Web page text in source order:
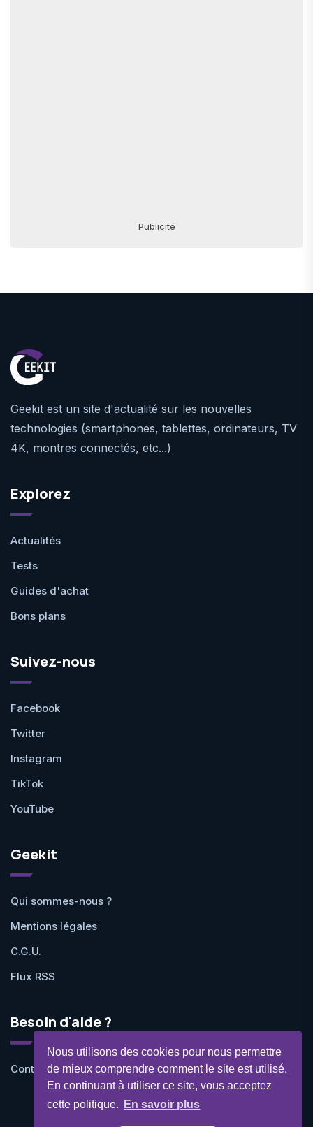
Nous utilisons des cookies pour nous permettre
de mieux comprendre comment le site est utilisé.
En continuant à utiliser ce site, vous acceptez
cette politique.
En savoir plus
Publicité
Geekit est un site d'actualité sur les nouvelles
technologies (smartphones, tablettes, ordinateurs, TV
4K, montres connectés, etc...)
Explorez
Actualités
Tests
Guides d'achat
Bons plans
Suivez-nous
Facebook
Twitter
Instagram
TikTok
YouTube
Geekit
Qui sommes-nous ?
Mentions légales
C.G.U.
Flux RSS
Besoin d'aide ?
Contactez-nous